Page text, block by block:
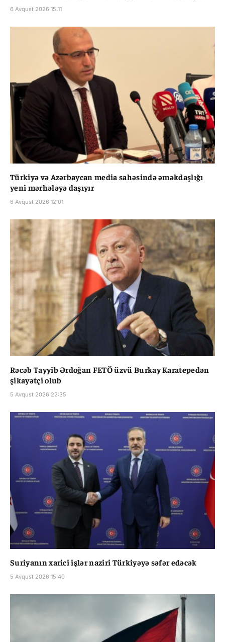
6 Avqust 2026 15:11
Türkiyə və Azərbaycan media sahəsində əməkdaşlığı
yeni mərhələyə daşıyır
6 Avqust 2026 12:01
Rəcəb Tayyib Ərdoğan FETÖ üzvü Burkay Karatepedən
şikayətçi olub
5 Avqust 2026 22:35
Suriyanın xarici işlər naziri Türkiyəyə səfər edəcək
5 Avqust 2026 15:40